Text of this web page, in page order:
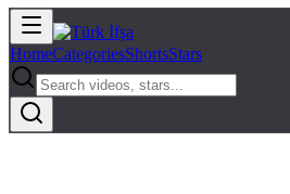
HomeCategoriesShortsStars